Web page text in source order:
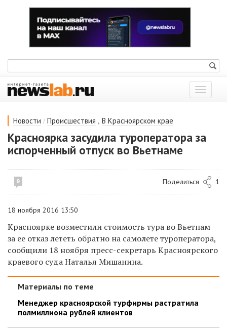
Показать
меню
Новости / Происшествия , В Красноярском крае
Красноярка засудила туроператора за
испорченный отпуск во Вьетнаме
9 Поделиться 1
18 ноября 2016 13:50
Красноярке возместили стоимость тура во Вьетнам
за ее отказ лететь обратно на самолете туроператора,
сообщили 18 ноября пресс-секретарь Красноярского
краевого суда Наталья Мишанина.
Материалы по теме
Менеджер красноярской турфирмы растратила
полмиллиона рублей клиентов